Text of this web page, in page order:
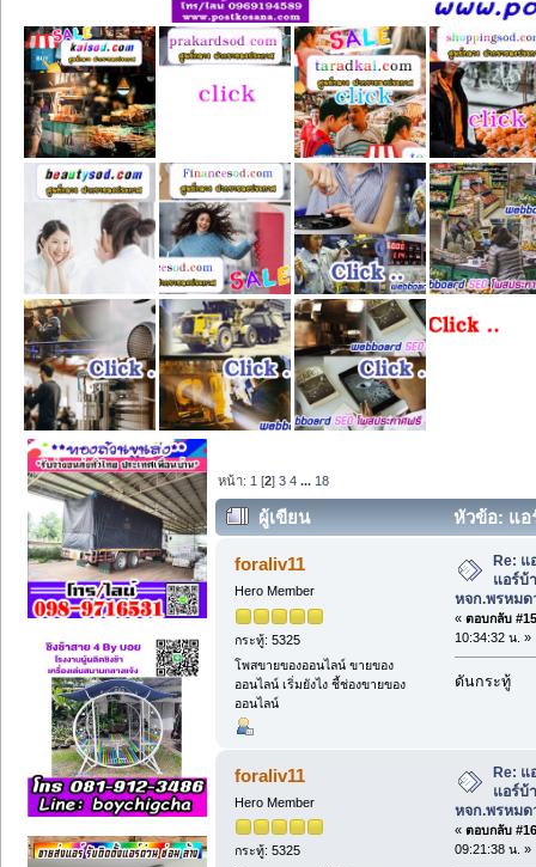
หน้า: 1 [2]3 4 ... 18
ผู้เขียน
หัวข้อ: แอ
ผ่อน0% หจก.พรหมดวง ซัพพลาย. (อ่าน
foraliv11
Hero Member
กระทู้: 5325
โพสขายของออนไลน์ ขายของ
ออนไลน์ เริ่มยังไง ชี้ช่องขายของ
ออนไลน์
Re:
แอร์บ้
หจก.พรหมด
« ตอบกลับ
10:34:32 น. »
ดันกระทู้
foraliv11
Hero Member
กระทู้: 5325
Re:
แอร์บ้
หจก.พรหมด
« ตอบกลับ
09:21:38 น. »